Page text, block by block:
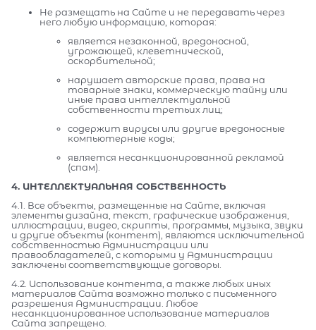
Не размещать на Сайте и не передавать через
него любую информацию, которая:
является незаконной, вредоносной,
угрожающей, клеветнической,
оскорбительной;
нарушает авторские права, права на
товарные знаки, коммерческую тайну или
иные права интеллектуальной
собственности третьих лиц;
содержит вирусы или другие вредоносные
компьютерные коды;
является несанкционированной рекламой
(спам).
4. ИНТЕЛЛЕКТУАЛЬНАЯ СОБСТВЕННОСТЬ
4.1. Все объекты, размещенные на Сайте, включая
элементы дизайна, текст, графические изображения,
иллюстрации, видео, скрипты, программы, музыка, звуки
и другие объекты (контент), являются исключительной
собственностью Администрации или
правообладателей, с которыми у Администрации
заключены соответствующие договоры.
4.2. Использование контента, а также любых иных
материалов Сайта возможно только с письменного
разрешения Администрации. Любое
несанкционированное использование материалов
Сайта запрещено.